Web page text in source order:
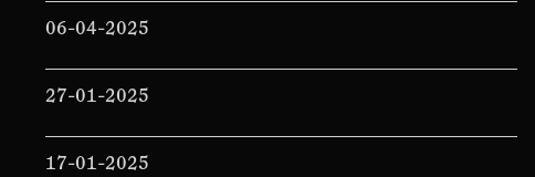
06-04-2025
27-01-2025
17-01-2025